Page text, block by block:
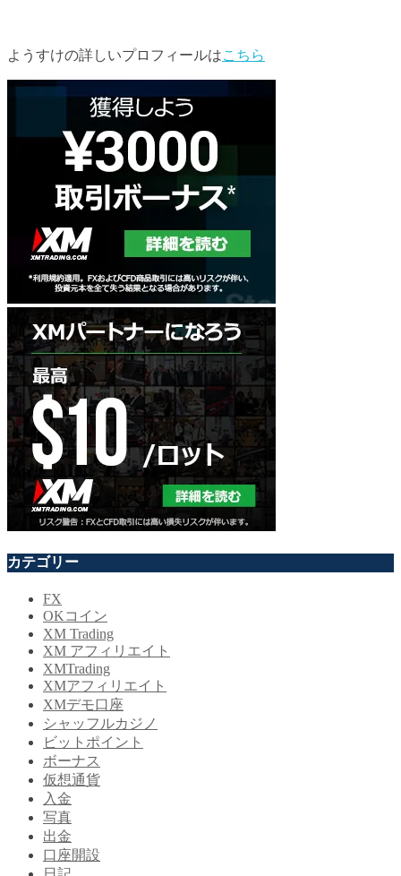
ようすけの詳しいプロフィールはこちら
カテゴリー
FX
OKコイン
XM Trading
XM アフィリエイト
XMTrading
XMアフィリエイト
XMデモ口座
シャッフルカジノ
ビットポイント
ボーナス
仮想通貨
入金
写真
出金
口座開設